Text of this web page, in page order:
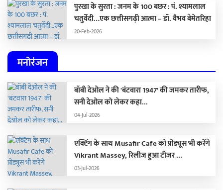
पुरखा के सुरता : जनम के 100 बछर : पं. श्यामलाल
चतुर्वेदी…एक छत्तीसगढ़ी आत्मा – डॉ. वैभव बेमेतरिहा
20-Feb-2026
मनोरंजन
बॉबी देओल ने की 'बंटवारा 1947' की जमकर तारीफ,
सनी देओल को लेकर कहा...
04-Jul-2026
एक्टिंग के साथ Musafir Cafe को प्रोड्यूस भी करेंगे
Vikrant Massey, रिलीज हुआ टीजर …
03-Jul-2026